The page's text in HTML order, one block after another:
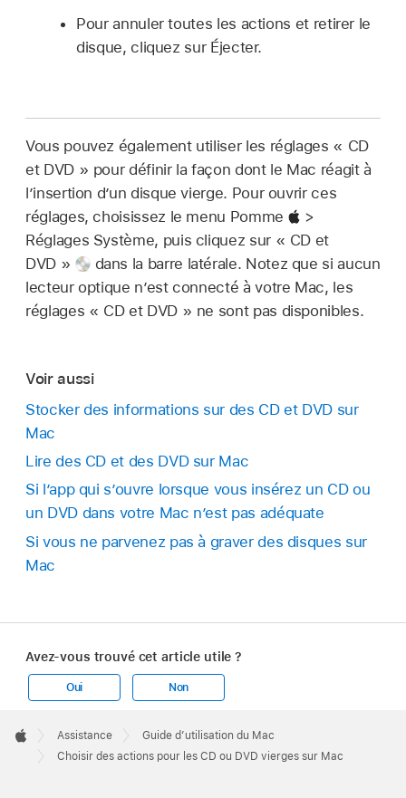
Pour annuler toutes les actions et retirer le
disque, cliquez sur Éjecter.
Vous pouvez également utiliser les réglages « CD
et DVD » pour définir la façon dont le Mac réagit à
l’insertion d’un disque vierge. Pour ouvrir ces
réglages, choisissez le menu Pomme
>
Réglages Système, puis cliquez sur « CD et
DVD »
dans la barre latérale. Notez que si aucun
lecteur optique n’est connecté à votre Mac, les
réglages « CD et DVD » ne sont pas disponibles.
Voir aussi
Stocker des informations sur des CD et DVD sur
Mac
Lire des CD et des DVD sur Mac
Si l’app qui s’ouvre lorsque vous insérez un CD ou
un DVD dans votre Mac n’est pas adéquate
Si vous ne parvenez pas à graver des disques sur
Mac
Avez-vous trouvé cet article utile ?
Oui Non
Footer

Apple
Assistance
Guide d’utilisation du Mac
Choisir des actions pour les CD ou DVD vierges sur Mac